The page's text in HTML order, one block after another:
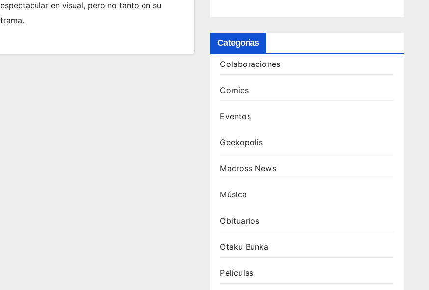
espectacular en visual, pero no tanto en su
trama.
Categorias
Colaboraciones
Comics
Eventos
Geekopolis
Macross News
Música
Obituarios
Otaku Bunka
Películas